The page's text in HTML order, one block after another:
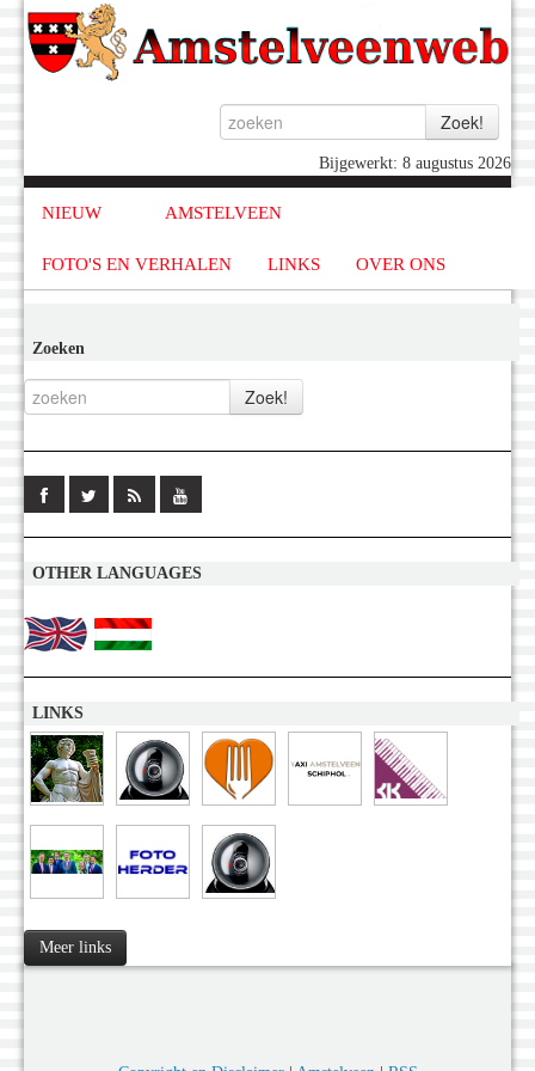
Bijgewerkt: 8 augustus 2026
NIEUW AMSTELVEEN
FOTO'S EN VERHALEN LINKS OVER ONS
Zoeken
OTHER LANGUAGES
LINKS
Meer links